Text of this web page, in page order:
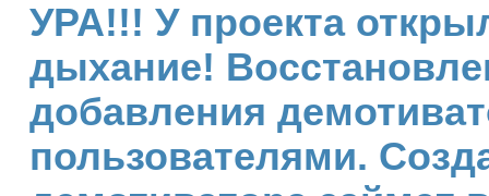
УРА!!! У проекта
дыхание!
добавления
пользователями.